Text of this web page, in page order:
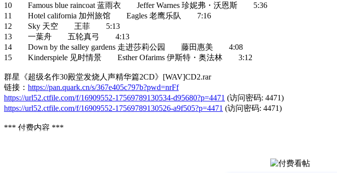
10 Famous blue raincoat 蓝雨衣 Jeffer Warnes 珍妮弗・沃恩斯 5:36
11 Hotel california 加州旅馆 Eagles 老鹰乐队 7:16
12 Sky 天空 王菲 5:13
13 一葉舟 五轮真弓 4:13
14 Down by the salley gardens 走进莎莉公园 藤田惠美 4:08
15 Kinderspiele 见时情景 Esther Ofarims 伊斯特・奥法林 3:12
群星《超级名作30殿堂发烧人声精华篇2CD》[WAV]CD2.rar
链接： https://pan.quark.cn/s/367e405c797b?pwd=nrFf
https://url52.ctfile.com/f/16909552-17569789130534-d95680?p=4471 (访问密码: 4471)
https://url52.ctfile.com/f/16909552-17569789130526-a9f505?p=4471 (访问密码: 4471)
*** 付费内容 ***